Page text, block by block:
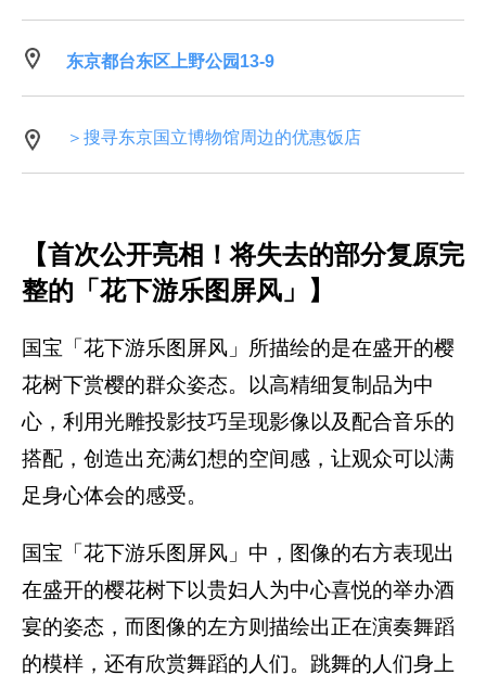
东京都台东区上野公园13-9
＞搜寻东京国立博物馆周边的优惠饭店
【首次公开亮相！将失去的部分复原完
整的「花下游乐图屏风」】
国宝「花下游乐图屏风」所描绘的是在盛开的樱
花树下赏樱的群众姿态。以高精细复制品为中
心，利用光雕投影技巧呈现影像以及配合音乐的
搭配，创造出充满幻想的空间感，让观众可以满
足身心体会的感受。
国宝「花下游乐图屏风」中，图像的右方表现出
在盛开的樱花树下以贵妇人为中心喜悦的举办酒
宴的姿态，而图像的左方则描绘出正在演奏舞蹈
的模样，还有欣赏舞蹈的人们。跳舞的人们身上